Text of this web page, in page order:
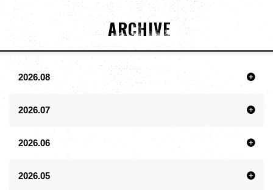
ARCHIVE
2026.08
2026.07
2026.06
2026.05